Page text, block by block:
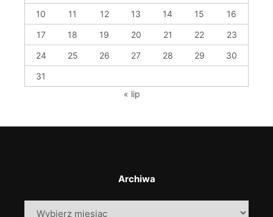
10
11 12 13 14 15
16
17
18 19 20 21 22
23
24
25 26 27 28 29
30
31
« lip
Archiwa
Archiwa